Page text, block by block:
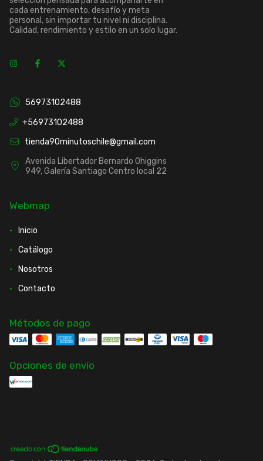
cada entrenamiento, desafío y meta
personal, sin importar tu nivel ni disciplina.
Calidad, rendimiento y estilo en un solo lugar.
56973102488
+56973102488
tienda90minutoschile@gmail.com
Avenida Libertador Bernardo Ohiggins
949, Galería Santiago Centro local 22
Webmap
Inicio
Catálogo
Nosotros
Contacto
Métodos de pago
Opciones de envío